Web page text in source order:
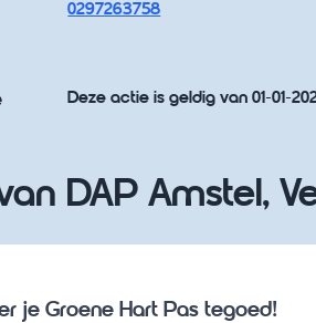
0297263758
Deze actie is geldig van 01-01-
DAP Amstel,
je Groene Hart Pas tegoed!